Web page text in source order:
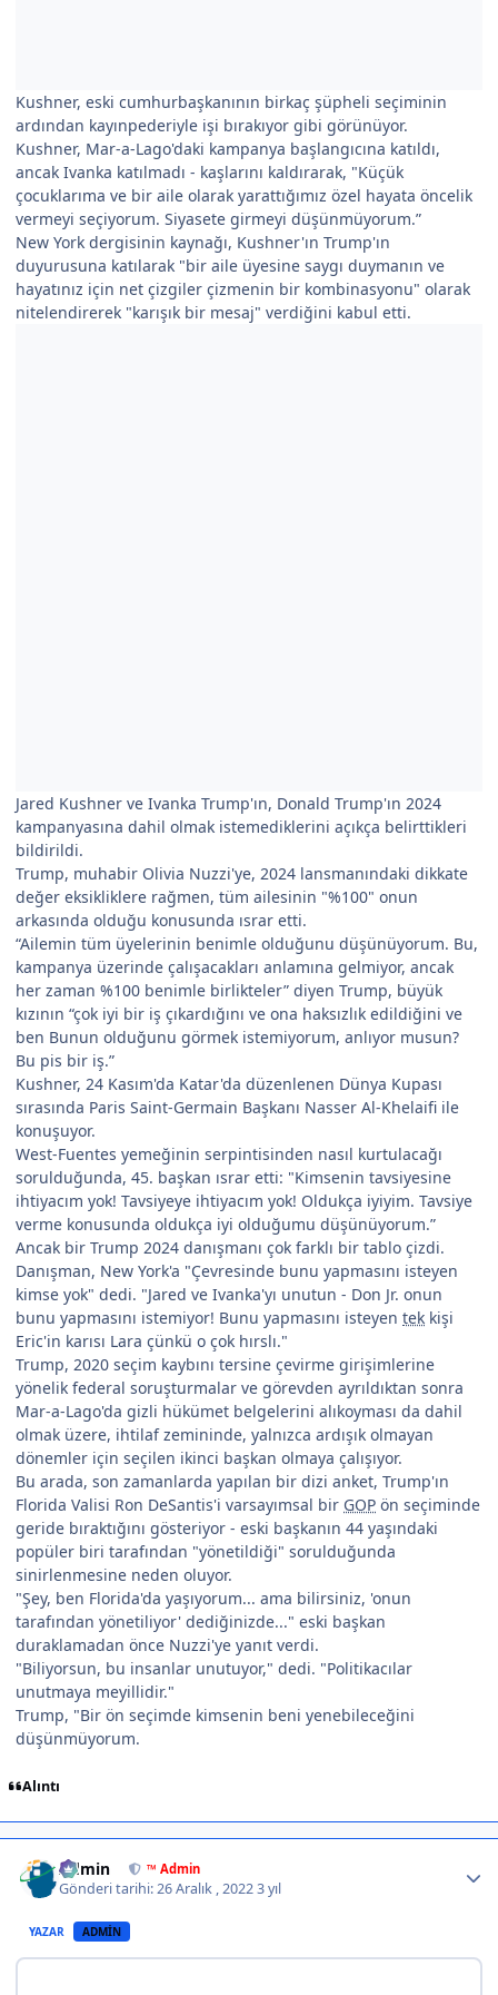
Kushner, eski cumhurbaşkanının birkaç şüpheli seçiminin
ardından kayınpederiyle işi bırakıyor gibi görünüyor.
Kushner, Mar-a-Lago'daki kampanya başlangıcına katıldı,
ancak Ivanka katılmadı - kaşlarını kaldırarak, "Küçük
çocuklarıma ve bir aile olarak yarattığımız özel hayata öncelik
vermeyi seçiyorum. Siyasete girmeyi düşünmüyorum.”
New York dergisinin kaynağı, Kushner'ın Trump'ın
duyurusuna katılarak "bir aile üyesine saygı duymanın ve
hayatınız için net çizgiler çizmenin bir kombinasyonu" olarak
nitelendirerek "karışık bir mesaj" verdiğini kabul etti.
Jared Kushner ve Ivanka Trump'ın, Donald Trump'ın 2024
kampanyasına dahil olmak istemediklerini açıkça belirttikleri
bildirildi.
Trump, muhabir Olivia Nuzzi'ye, 2024 lansmanındaki dikkate
değer eksikliklere rağmen, tüm ailesinin "%100" onun
arkasında olduğu konusunda ısrar etti.
“Ailemin tüm üyelerinin benimle olduğunu düşünüyorum. Bu,
kampanya üzerinde çalışacakları anlamına gelmiyor, ancak
her zaman %100 benimle birlikteler” diyen Trump, büyük
kızının “çok iyi bir iş çıkardığını ve ona haksızlık edildiğini ve
ben Bunun olduğunu görmek istemiyorum, anlıyor musun?
Bu pis bir iş.”
Kushner, 24 Kasım'da Katar'da düzenlenen Dünya Kupası
sırasında Paris Saint-Germain Başkanı Nasser Al-Khelaifi ile
konuşuyor.
West-Fuentes yemeğinin serpintisinden nasıl kurtulacağı
sorulduğunda, 45. başkan ısrar etti: "Kimsenin tavsiyesine
ihtiyacım yok! Tavsiyeye ihtiyacım yok! Oldukça iyiyim. Tavsiye
verme konusunda oldukça iyi olduğumu düşünüyorum.”
Ancak bir Trump 2024 danışmanı çok farklı bir tablo çizdi.
Danışman, New York'a "Çevresinde bunu yapmasını isteyen
kimse yok" dedi. "Jared ve Ivanka'yı unutun - Don Jr. onun
bunu yapmasını istemiyor! Bunu yapmasını isteyen tek kişi
Eric'in karısı Lara çünkü o çok hırslı."
Trump, 2020 seçim kaybını tersine çevirme girişimlerine
yönelik federal soruşturmalar ve görevden ayrıldıktan sonra
Mar-a-Lago'da gizli hükümet belgelerini alıkoyması da dahil
olmak üzere, ihtilaf zemininde, yalnızca ardışık olmayan
dönemler için seçilen ikinci başkan olmaya çalışıyor.
Bu arada, son zamanlarda yapılan bir dizi anket, Trump'ın
Florida Valisi Ron DeSantis'i varsayımsal bir GOP ön seçiminde
geride bıraktığını gösteriyor - eski başkanın 44 yaşındaki
popüler biri tarafından "yönetildiği" sorulduğunda
sinirlenmesine neden oluyor.
"Şey, ben Florida'da yaşıyorum... ama bilirsiniz, 'onun
tarafından yönetiliyor' dediğinizde..." eski başkan
duraklamadan önce Nuzzi'ye yanıt verdi.
"Biliyorsun, bu insanlar unutuyor," dedi. "Politikacılar
unutmaya meyillidir."
Trump, "Bir ön seçimde kimsenin beni yenebileceğini
düşünmüyorum.
Alıntı
Admin ™ Admin
Gönderi tarihi:26 Aralık , 20223 yıl
YAZAR ADMIN